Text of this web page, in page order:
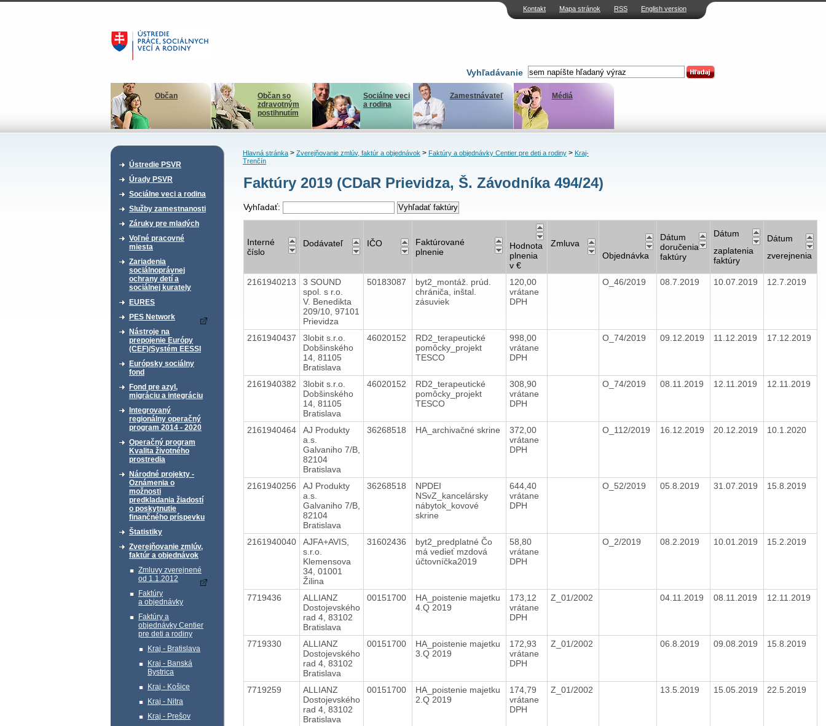
Kontakt Mapa stránok RSS English version
Vyhľadávanie
Občan
Občan so
zdravotným
postihnutím
Sociálne veci
a rodina
Zamestnávateľ Médiá
Ústredie PSVR
Úrady PSVR
Sociálne veci a rodina
Služby zamestnanosti
Záruky pre mladých
Voľné pracovné
miesta
Zariadenia
sociálnoprávnej
ochrany detí a
sociálnej kurately
EURES
PES Network
Nástroje na
prepojenie Európy
(CEF)/Systém EESSI
Európsky sociálny
fond
Fond pre azyl,
migráciu a integráciu
Integrovaný
regionálny operačný
program 2014 - 2020
Operačný program
Kvalita životného
prostredia
Národné projekty -
Oznámenia o
možnosti
predkladania žiadostí
o poskytnutie
finančného príspevku
Štatistiky
Zverejňovanie zmlúv,
faktúr a objednávok
Zmluvy zverejnené
od 1.1.2012
Faktúry
a objednávky
Faktúry a
objednávky Centier
pre deti a rodiny
Kraj - Bratislava
Kraj - Banská
Bystrica
Kraj - Košice
Kraj - Nitra
Kraj - Prešov
Hlavná stránka> Zverejňovanie zmlúv, faktúr a objednávok> Faktúry a objednávky Centier pre deti a rodiny> Kraj-
Trenčín
Faktúry 2019 (CDaR Prievidza, Š. Závodníka 494/24)
Vyhľadať:
Interné
číslo
Dodávateľ IČO
Faktúrované
plnenie
Hodnota
plnenia
v €
Zmluva
Objednávka
Dátum
doručenia
faktúry
Dátum
zaplatenia
faktúry
Dátum
zverejnenia
2161940213
3 SOUND
spol. s r.o.
V. Benedikta
209/10, 97101
Prievidza
50183087
byt2_montáž. prúd.
chrániča, inštal.
zásuviek
120,00
vrátane
DPH
O_46/2019 08.7.2019 10.07.2019 12.7.2019
2161940437
3lobit s.r.o.
Dobšinského
14, 81105
Bratislava
46020152
RD2_terapeutické
pomôcky_projekt
TESCO
998,00
vrátane
DPH
O_74/2019 09.12.2019 11.12.2019 17.12.2019
2161940382
3lobit s.r.o.
Dobšinského
14, 81105
Bratislava
46020152
RD2_terapeutické
pomôcky_projekt
TESCO
308,90
vrátane
DPH
O_74/2019 08.11.2019 12.11.2019 12.11.2019
2161940464
AJ Produkty
a.s.
Galvaniho 7/B,
82104
Bratislava
36268518 HA_archivačné skrine
372,00
vrátane
DPH
O_112/2019 16.12.2019 20.12.2019 10.1.2020
2161940256
AJ Produkty
a.s.
Galvaniho 7/B,
82104
Bratislava
36268518
NPDEI
NSvZ_kancelársky
nábytok_kovové
skrine
644,40
vrátane
DPH
O_52/2019 05.8.2019 31.07.2019 15.8.2019
2161940040
AJFA+AVIS,
s.r.o.
Klemensova
34, 01001
Žilina
31602436
byt2_predplatné Čo
má vedieť mzdová
účtovníčka2019
58,80
vrátane
DPH
O_2/2019 08.2.2019 10.01.2019 15.2.2019
7719436
ALLIANZ
Dostojevského
rad 4, 83102
Bratislava
00151700
HA_poistenie majetku
4.Q 2019
173,12
vrátane
DPH
Z_01/2002 04.11.2019 08.11.2019 12.11.2019
7719330
ALLIANZ
Dostojevského
rad 4, 83102
Bratislava
00151700
HA_poistenie majetku
3.Q 2019
172,93
vrátane
DPH
Z_01/2002 06.8.2019 09.08.2019 15.8.2019
7719259
ALLIANZ
Dostojevského
rad 4, 83102
Bratislava
00151700
HA_poistenie majetku
2.Q 2019
174,79
vrátane
DPH
Z_01/2002 13.5.2019 15.05.2019 22.5.2019